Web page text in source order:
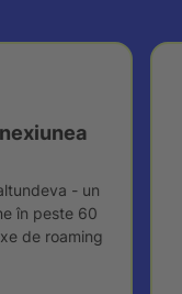
- un
în peste 60
de roaming